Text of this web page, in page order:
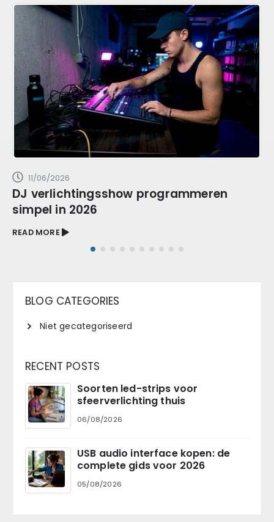
11/06/2026
DJ verlichtingsshow programmeren
simpel in 2026
READ MORE
BLOG CATEGORIES
Niet gecategoriseerd
RECENT POSTS
Soorten led-strips voor
sfeerverlichting thuis
06/08/2026
USB audio interface kopen: de
complete gids voor 2026
05/08/2026